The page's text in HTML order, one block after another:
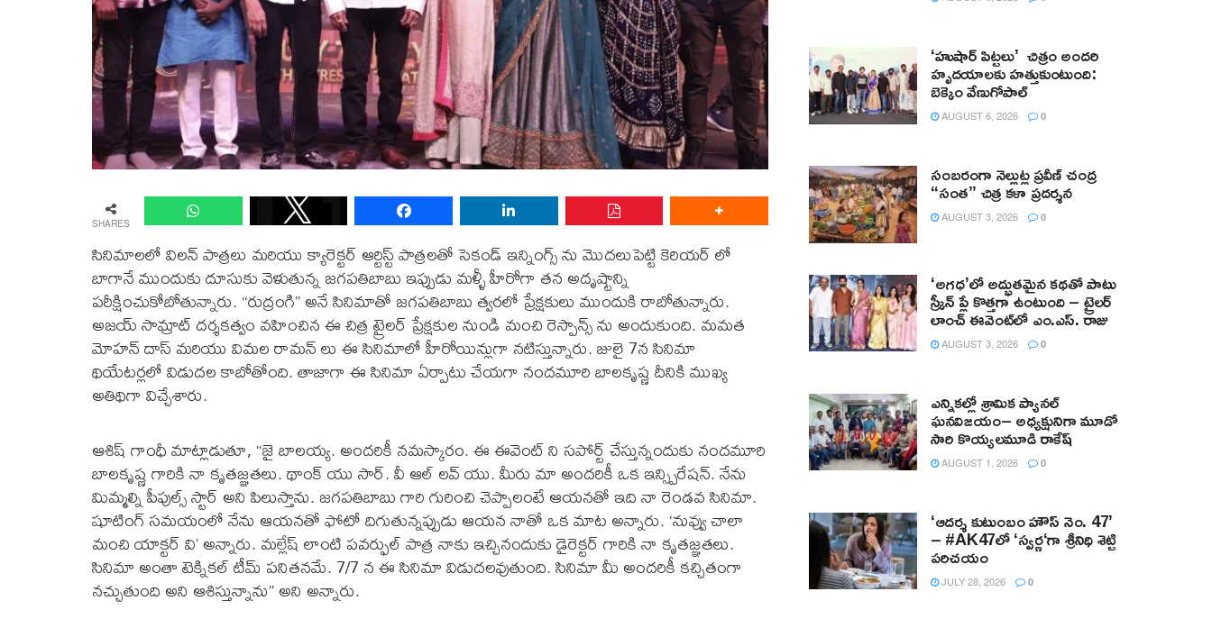
SHARES
సినిమాలలో విలన్ పాత్రలు మరియు క్యారెక్టర్ ఆర్టిస్ట్ పాత్రలతో సెకండ్ ఇన్నింగ్స్ ను మొదలుపెట్టి కెరియర్ లో
బాగానే ముందుకు దూసుకు వెళుతున్న జగపతిబాబు ఇప్పుడు మళ్ళీ హీరోగా తన అదృష్టాన్ని
పరీక్షించుకోబోతున్నారు. “రుద్రంగి” అనే సినిమాతో జగపతిబాబు త్వరలో ప్రేక్షకులు ముందుకి రాబోతున్నారు.
అజయ్ సామ్రాట్ దర్శకత్వం వహించిన ఈ చిత్ర ట్రైలర్ ప్రేక్షకుల నుండి మంచి రెస్పాన్స్ ను అందుకుంది. మమత
మోహన్ దాస్ మరియు విమల రామన్ లు ఈ సినిమాలో హీరోయిన్లుగా నటిస్తున్నారు. జులై 7న సినిమా
థియేటర్లలో విడుదల కాబోతోంది. తాజాగా ఈ సినిమా ఏర్పాటు చేయగా నందమూరి బాలకృష్ణ దీనికి ముఖ్య
అతిథిగా విచ్చేశారు.
ఆశిష్ గాంధీ మాట్లాడుతూ, “జై బాలయ్య. అందరికీ నమస్కారం. ఈ ఈవెంట్ ని సపోర్ట్ చేస్తున్నందుకు నందమూరి
బాలకృష్ణ గారికి నా కృతజ్ఞతలు. థాంక్ యు సార్. వీ ఆల్ లవ్ యు. మీరు మా అందరికీ ఒక ఇన్స్పిరేషన్. నేను
మిమ్మల్ని పీపుల్స్ స్టార్ అని పిలుస్తాను. జగపతిబాబు గారి గురించి చెప్పాలంటే ఆయనతో ఇది నా రెండవ సినిమా.
షూటింగ్ సమయంలో నేను ఆయనతో ఫోటో దిగుతున్నప్పుడు ఆయన నాతో ఒక మాట అన్నారు. ‘నువ్వు చాలా
మంచి యాక్టర్ వి’ అన్నారు. మల్లేష్ లాంటి పవర్ఫుల్ పాత్ర నాకు ఇచ్చినందుకు డైరెక్టర్ గారికి నా కృతజ్ఞతలు.
సినిమా అంతా టెక్నికల్ టీమ్ పనితనమే. 7/7 న ఈ సినిమా విడుదలవుతుంది. సినిమా మీ అందరికీ కచ్చితంగా
నచ్చుతుంది అని ఆశిస్తున్నాను” అని అన్నారు.
‘హుషార్‌ పిట్టలు’ చిత్రం అందరి
హృదయాలకు హత్తుకుంటుంది:
బెక్కెం వేణుగోపాల్‌
AUGUST 6, 2026 0
సంబరంగా నెల్లుట్ల ప్రవీణ్ చంద్ర
“సంత” చిత్ర కళా ప్రదర్శన
AUGUST 3, 2026 0
‘అగధ’లో అద్భుతమైన కథతో పాటు
స్క్రీన్ ప్లే కొత్తగా ఉంటుంది – ట్రైలర్
లాంచ్ ఈవెంట్‌లో ఎం.ఎస్. రాజు
AUGUST 3, 2026 0
ఎన్నికల్లో శ్రామిక ప్యానల్‌
ఘనవిజయం– అధ్యక్షునిగా మూడో
సారి కొయ్యలమూడి రాకేష్‌
AUGUST 1, 2026 0
‘ఆదర్శ కుటుంబం హౌస్ నెం. 47’
– #AK47లో ‘స్వర్ణ‘గా శ్రీనిధి శెట్టి
పరిచయం
JULY 28, 2026 0